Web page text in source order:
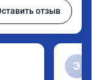
отзыв
Э